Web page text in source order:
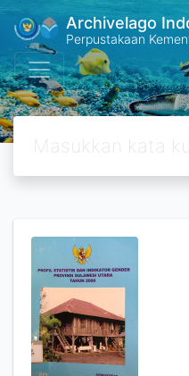
Archivelago
Perpustakaan